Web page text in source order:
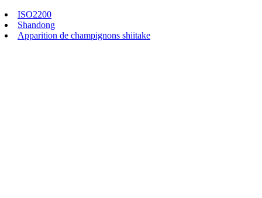
ISO2200
Shandong
Apparition de champignons shiitake